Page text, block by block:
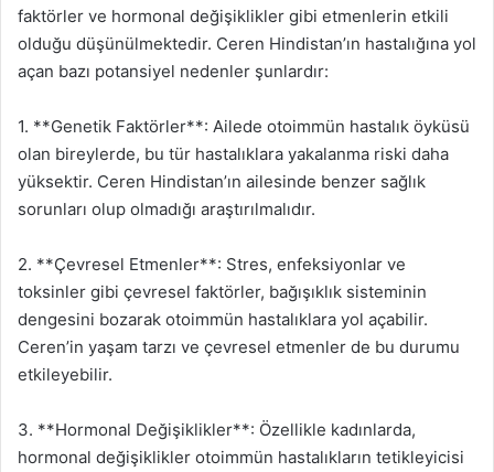
faktörler ve hormonal değişiklikler gibi etmenlerin etkili
olduğu düşünülmektedir. Ceren Hindistan’ın hastalığına yol
açan bazı potansiyel nedenler şunlardır:
1. **Genetik Faktörler**: Ailede otoimmün hastalık öyküsü
olan bireylerde, bu tür hastalıklara yakalanma riski daha
yüksektir. Ceren Hindistan’ın ailesinde benzer sağlık
sorunları olup olmadığı araştırılmalıdır.
2. **Çevresel Etmenler**: Stres, enfeksiyonlar ve
toksinler gibi çevresel faktörler, bağışıklık sisteminin
dengesini bozarak otoimmün hastalıklara yol açabilir.
Ceren’in yaşam tarzı ve çevresel etmenler de bu durumu
etkileyebilir.
3. **Hormonal Değişiklikler**: Özellikle kadınlarda,
hormonal değişiklikler otoimmün hastalıkların tetikleyicisi